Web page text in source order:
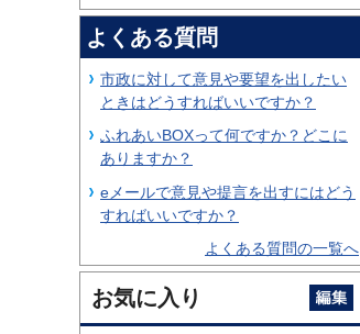
よくある質問
市政に対して意見や要望を出したい
ときはどうすればいいですか？
ふれあいBOXって何ですか？どこに
ありますか？
eメールで意見や提言を出すにはどう
すればいいですか？
よくある質問の一覧へ
お気に入り